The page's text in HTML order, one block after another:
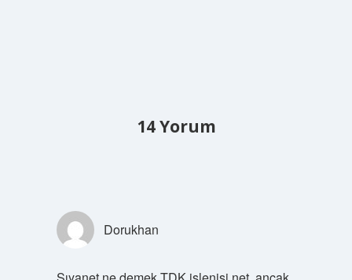
14 Yorum
Dorukhan